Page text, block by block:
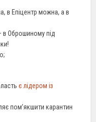
в Епіцентр можна, а в
в Оброшиному під
є лідером із
пом’якшити карантин